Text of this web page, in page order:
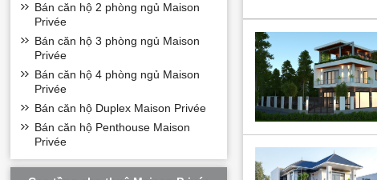
* Noble Capital Tây
Sunshine Group.
* Nằm trong khu đô thị
Bán căn hộ 2 phòng ngủ Maison
Privée
Bán căn hộ 3 phòng ngủ Maison
Privée
Bán căn hộ 4 phòng ngủ Maison
Privée
Bán căn hộ Duplex Maison Privée
Bán căn hộ Penthouse Maison
Privée